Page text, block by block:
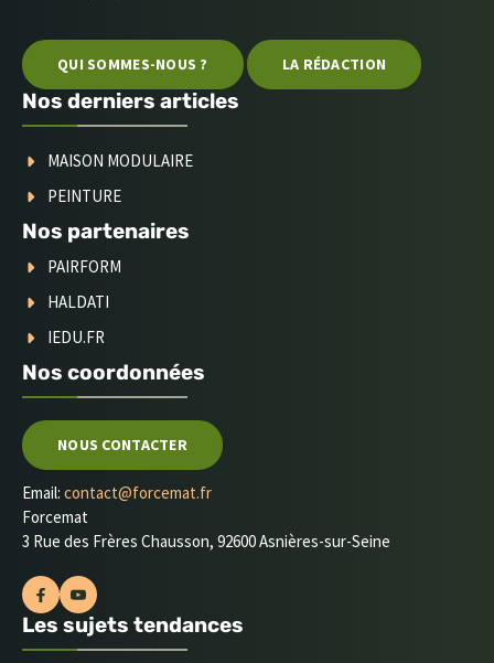
QUI SOMMES-NOUS ? LA RÉDACTION
Nos derniers articles
MAISON MODULAIRE
PEINTURE
Nos partenaires
PAIRFORM
HALDATI
IEDU.FR
Nos coordonnées
NOUS CONTACTER
Email: contact@forcemat.fr
Forcemat
3 Rue des Frères Chausson, 92600 Asnières-sur-Seine
Les sujets tendances